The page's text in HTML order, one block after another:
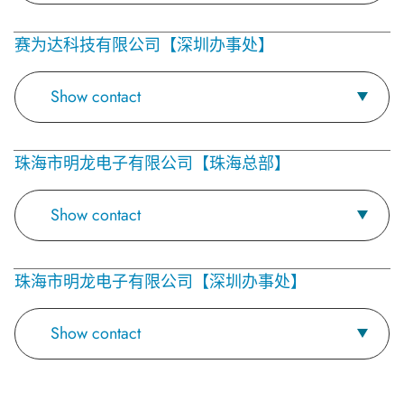
赛为达科技有限公司【深圳办事处】
Show contact
珠海市明龙电子有限公司【珠海总部】
Show contact
珠海市明龙电子有限公司【深圳办事处】
Show contact